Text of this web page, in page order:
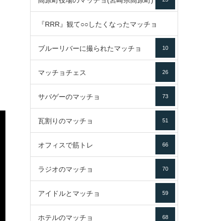
『RRR』観て○○したくなったマッチョ
16
ブルーリバーに撮られたマッチョ 10
マッチョチェス 26
サバゲーのマッチョ 73
瓦割りのマッチョ 51
オフィスで筋トレ 66
ラジオのマッチョ 70
アイドルとマッチョ 59
ホテルのマッチョ 68